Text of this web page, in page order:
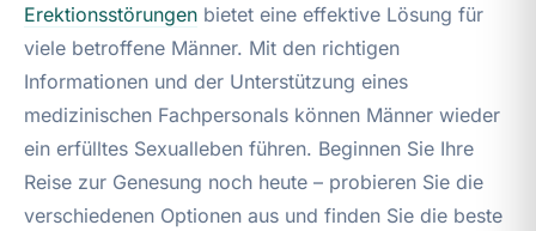
Erektionsstörungen bietet eine effektive Lösung für
viele betroffene Männer. Mit den richtigen
Informationen und der Unterstützung eines
medizinischen Fachpersonals können Männer wieder
ein erfülltes Sexualleben führen. Beginnen Sie Ihre
Reise zur Genesung noch heute – probieren Sie die
verschiedenen Optionen aus und finden Sie die beste